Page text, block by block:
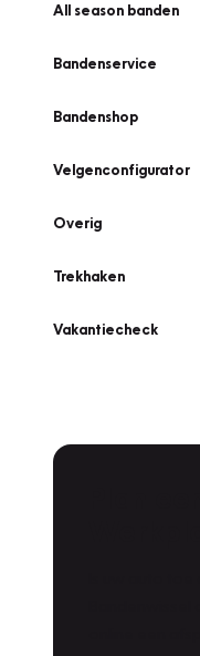
All season banden
Bandenservice
Bandenshop
Velgenconfigurator
Overig
Trekhaken
Vakantiecheck